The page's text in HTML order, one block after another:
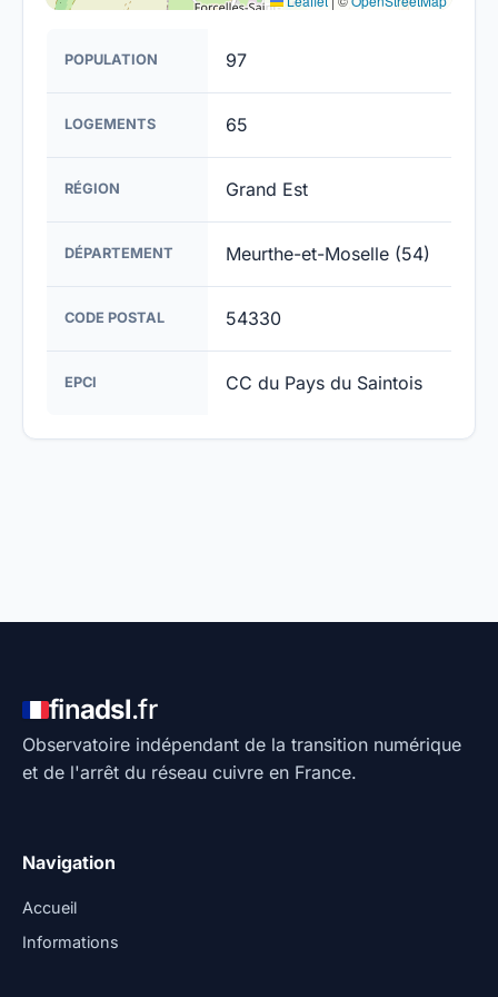
POPULATION 97
LOGEMENTS 65
RÉGION Grand Est
DÉPARTEMENT Meurthe-et-Moselle (54)
CODE POSTAL 54330
EPCI CC du Pays du Saintois
finadsl.fr
Observatoire indépendant de la transition numérique
et de l'arrêt du réseau cuivre en France.
Navigation
Accueil
Informations